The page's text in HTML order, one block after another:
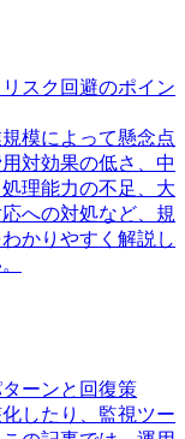
スク回避のポイン
模によって懸念点
対効果の低さ、中
理能力の不足、大
への対処など、規
かりやすく解説し
ーンと回復策
したり、監視ツー